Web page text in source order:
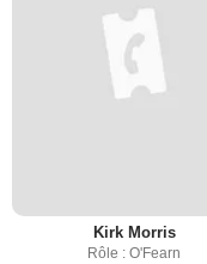
Kirk Morris
Rôle : O'Fearn